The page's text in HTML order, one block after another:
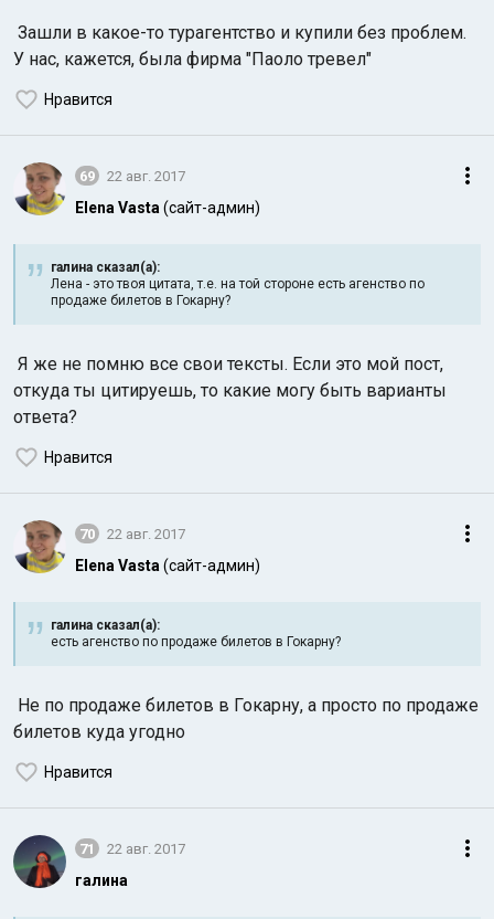
Зашли в какое-то турагентство и купили без проблем.
У нас, кажется, была фирма "Паоло тревел"
Нравится
69 22 авг. 2017
Elena Vasta (сайт-админ)
галина сказал(а):
Лена - это твоя цитата, т.е. на той стороне есть агенство по
продаже билетов в Гокарну?
Я же не помню все свои тексты. Если это мой пост,
откуда ты цитируешь, то какие могу быть варианты
ответа?
Нравится
70 22 авг. 2017
Elena Vasta (сайт-админ)
галина сказал(а):
есть агенство по продаже билетов в Гокарну?
Не по продаже билетов в Гокарну, а просто по продаже
билетов куда угодно
Нравится
71 22 авг. 2017
галина